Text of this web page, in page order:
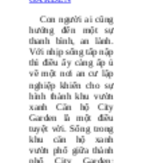
CĂN HỘ CITY
GARDEN
Con người ai cũng
hướng đến một sự
thanh bình, an lành.
Với nhịp sống tấp nập
thì điều ấy càng ấp ủ
về một nơi an cư lập
nghiệp khiến cho sự
hình thành khu vườn
xanhCăn hộ City
Gardenlà một điều